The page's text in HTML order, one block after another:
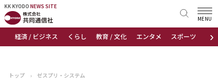
KK KYODO NEWS SITE
›
経済 / ビジネス くらし 教育 / 文化 エンタメ スポーツ 地域
MENU
KK KYODONEWS SITE
トップページ
トップ › ゼスプリ・システム